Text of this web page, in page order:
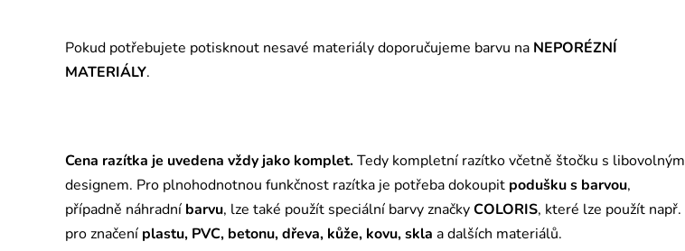
Pokud potřebujete potisknout nesavé materiály doporučujeme barvu na NEPORÉZNÍ
MATERIÁLY.
Cena razítka je uvedena vždy jako komplet.Tedy kompletní razítko včetně štočku s libovolným
designem. Pro plnohodnotnou funkčnost razítka je potřeba dokoupit podušku s barvou,
případně náhradní barvu, lze také použít speciální barvy značkyCOLORIS, které lze použít např.
pro značení plastu, PVC, betonu, dřeva, kůže, kovu, skla a dalších materiálů.